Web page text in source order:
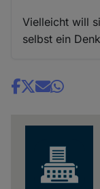
Vielleicht will
selbst ein
Share